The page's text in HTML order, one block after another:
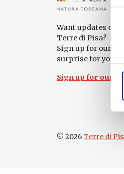
del
Want updates on
Terre di Pisa?
Sign up for our
surprise for you!
Sign up for our
© 2026 Terre di